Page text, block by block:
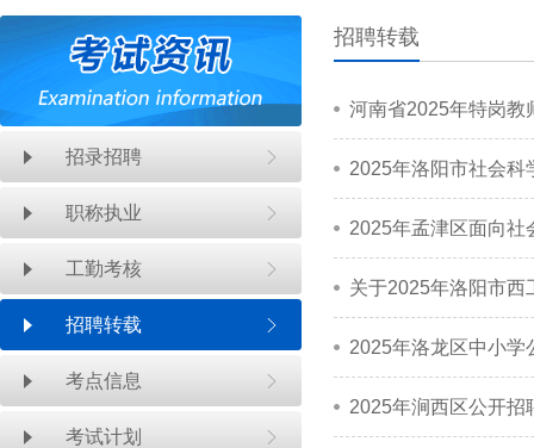
招录招聘
职称执业
工勤考核
招聘转载
考点信息
考试计划
招聘转载
河南省2025年特岗教
2025年洛阳市社会科
2025年孟津区面向社
关于2025年洛阳市西
2025年洛龙区中小学
2025年涧西区公开招